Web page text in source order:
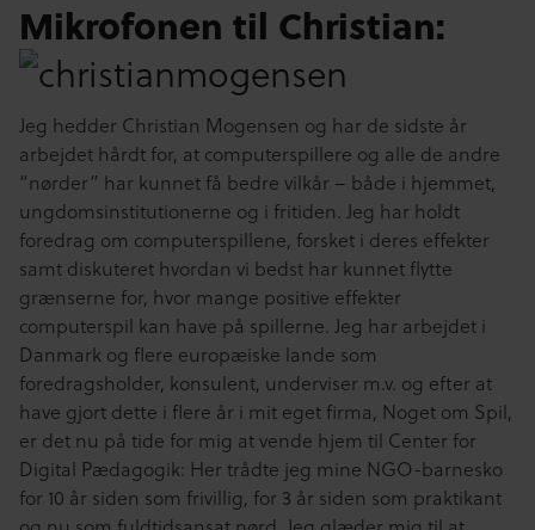
Mikrofonen til Christian:
Jeg hedder Christian Mogensen og har de sidste år
arbejdet hårdt for, at computerspillere og alle de andre
“nørder” har kunnet få bedre vilkår – både i hjemmet,
ungdomsinstitutionerne og i fritiden. Jeg har holdt
foredrag om computerspillene, forsket i deres effekter
samt diskuteret hvordan vi bedst har kunnet flytte
grænserne for, hvor mange positive effekter
computerspil kan have på spillerne. Jeg har arbejdet i
Danmark og flere europæiske lande som
foredragsholder, konsulent, underviser m.v. og efter at
have gjort dette i flere år i mit eget firma, Noget om Spil,
er det nu på tide for mig at vende hjem til Center for
Digital Pædagogik: Her trådte jeg mine NGO-barnesko
for 10 år siden som frivillig, for 3 år siden som praktikant